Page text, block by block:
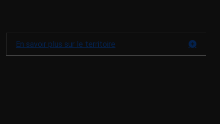
En savoir plus sur le territoire